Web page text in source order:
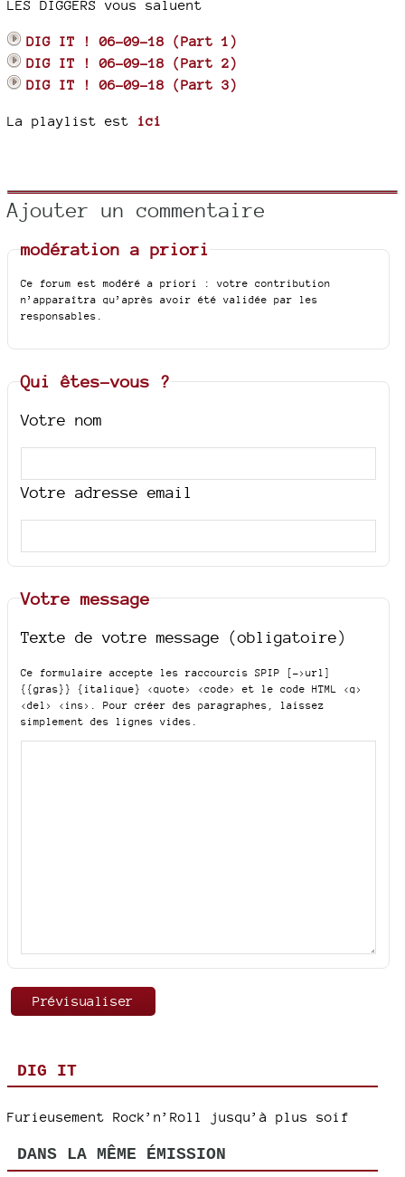
LES DIGGERS vous saluent
DIG IT ! 06-09-18 (Part 1)
DIG IT ! 06-09-18 (Part 2)
DIG IT ! 06-09-18 (Part 3)
La playlist est ici
Ajouter un commentaire
modération a priori
Ce forum est modéré a priori : votre contribution
n’apparaîtra qu’après avoir été validée par les
responsables.
Qui êtes-vous ?
Votre nom
Votre adresse email
Votre message
Texte de votre message (obligatoire)
Ce formulaire accepte les raccourcis SPIP
[->url]
{{gras}} {italique} <quote> <code>
et le code HTML <q>
<del> <ins> . Pour créer des paragraphes, laissez
simplement des lignes vides.
DIG IT
Furieusement Rock’n’Roll jusqu’à plus soif
DANS LA MÊME ÉMISSION